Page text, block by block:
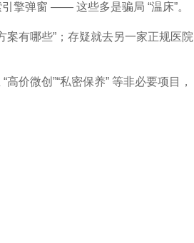
擎弹窗 —— 这些多是骗局 “温床”。​
案有哪些”；存疑就去另一家正规医院
价微创”“私密保养” 等非必要项目，